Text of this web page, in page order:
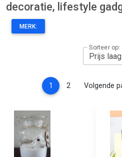
decoratie, lifestyle
MERK:
Sorteer op:
1 (current)
2 Volgende